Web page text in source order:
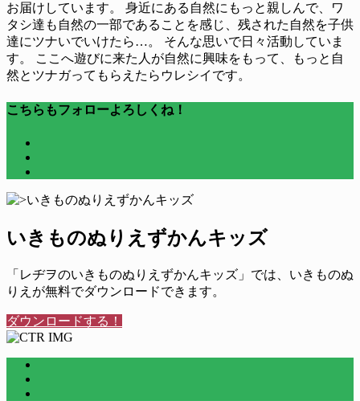
お届けしています。 身近にある自然にもっと親しんで、ワ
タシ達も自然の一部であることを感じ、残された自然を子供
達にツナいでいけたら…。 そんな思いで日々活動していま
す。 ここへ遊びに来た人が自然に興味をもって、もっと自
然とツナガってもらえたらウレシイです。
こちらもフォローよろしくね！
いきものぬりえずかんキッズ
「レヂヲのいきものぬりえずかんキッズ」では、いきものぬ
りえが無料でダウンロードできます。
ダウンロードする！